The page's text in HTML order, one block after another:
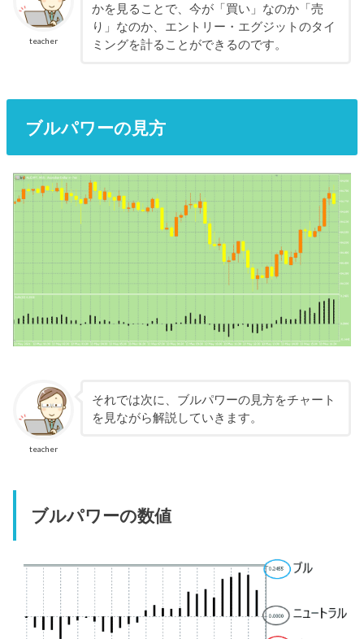
teacher
かを見ることで、今が「買い」なのか「売
り」なのか、エントリー・エグジットのタイ
ミングを計ることができるのです。
ブルパワーの見方
teacher
それでは次に、ブルパワーの見方をチャート
を見ながら解説していきます。
ブルパワーの数値